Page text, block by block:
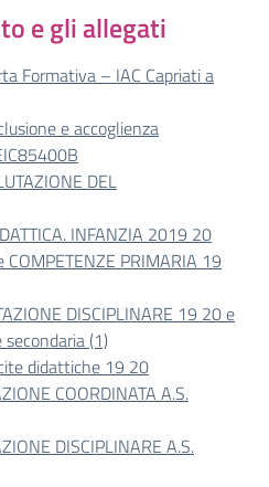
e gli allegati
Formativa – IAC Capriati a
e accoglienza
DEL
INFANZIA 2019 20
COMPETENZE PRIMARIA 19
DISCIPLINARE 19 20 e
(1)
didattiche 19 20
COORDINATA A.S.
DISCIPLINARE A.S.